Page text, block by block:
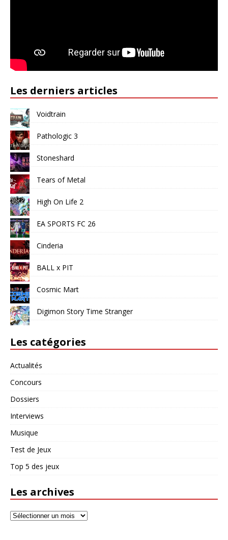
Les derniers articles
Voidtrain
Pathologic 3
Stoneshard
Tears of Metal
High On Life 2
EA SPORTS FC 26
Cinderia
BALL x PIT
Cosmic Mart
Digimon Story Time Stranger
Les catégories
Actualités
Concours
Dossiers
Interviews
Musique
Test de Jeux
Top 5 des jeux
Les archives